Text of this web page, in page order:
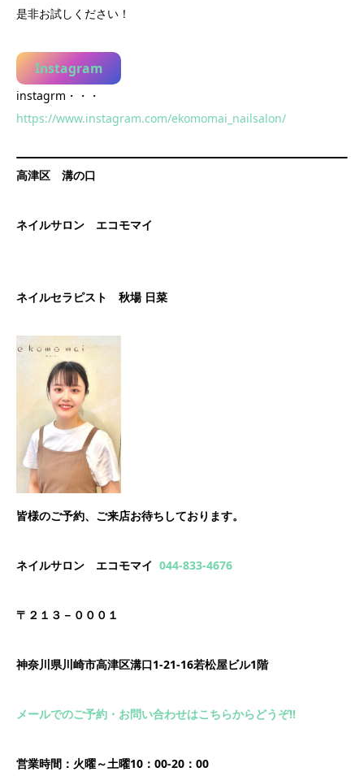
是非お試しください！
Instagram
instagrm・・・
https://www.instagram.com/ekomomai_nailsalon/
高津区 溝の口
ネイルサロン エコモマイ
ネイルセラピスト 秋場 日菜
皆様のご予約、ご来店お待ちしております。
ネイルサロン エコモマイ 044-833-4676
〒２１３－０００１
神奈川県川崎市高津区溝口1-21-16若松屋ビル1階
メールでのご予約・お問い合わせはこちらからどうぞ!!
営業時間：火曜～土曜10：00-20：00